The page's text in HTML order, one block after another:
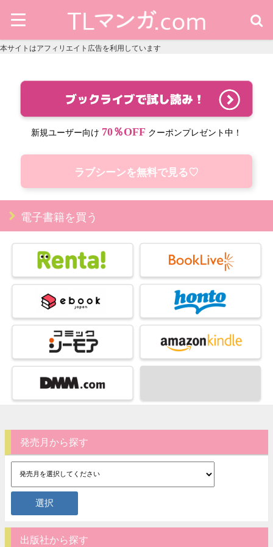
本サイトはアフィリエイト広告を利用しています
新規ユーザー向け 70％OFF クーポンプレゼント中！
ラブシーンを無料で見る♡
電子書籍を買う
発売月から探す
出版社から探す